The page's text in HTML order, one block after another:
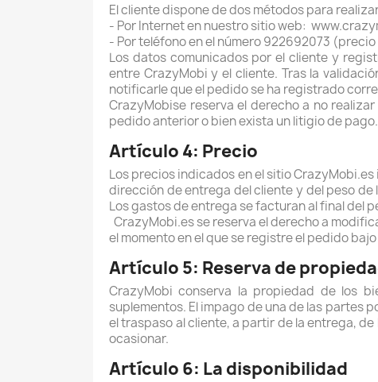
El cliente dispone de dos métodos para
- Por Internet en nuestro sitio web:
- Por teléfono en el número 922692073
Los datos comunicados por el cliente y
entre CrazyMobi y el cliente. Tras la
notificarle que el pedido se ha registrado
CrazyMobise reserva el derecho a no
pedido anterior o bien exista un litigio de pago.
Artículo 4: Precio
Los precios indicados en el sitio
dirección de entrega del cliente y del peso
Los gastos de entrega se facturan al final del
CrazyMobi.es se reserva el derecho a
el momento en el que se registre el pedido
Artículo 5: Reserva de
CrazyMobi conserva la propiedad de los
suplementos. El impago de una de las partes
el traspaso al cliente, a partir de la entrega,
ocasionar.
Artículo 6: La disponibilidad